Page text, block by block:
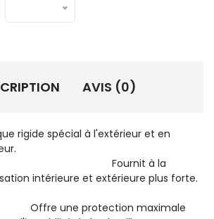
AVIS (0)
rigide spécial à l'extérieur et en
à l'intérieur.
à la
intérieure et extérieure plus forte.
protection maximale